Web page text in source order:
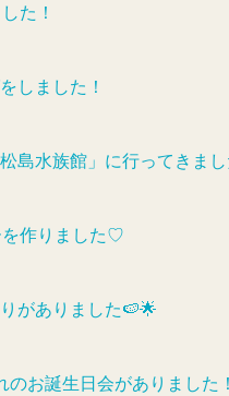
た！
しました！
島水族館」に行ってきま
を作りました♡
がありました🍉🌟
のお誕生日会がありました